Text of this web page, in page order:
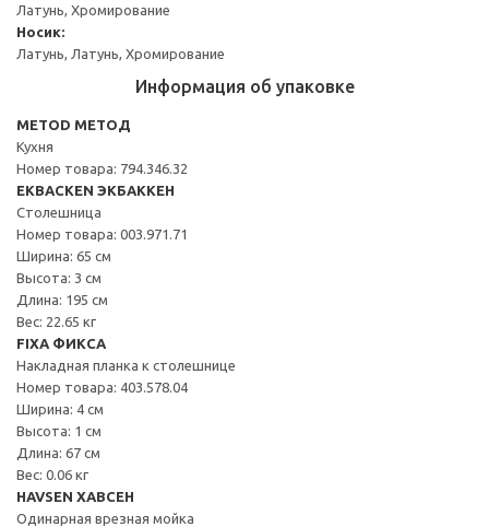
Латунь, Хромирование
Носик:
Латунь, Латунь, Хромирование
Информация об упаковке
METOD МЕТОД
Кухня
Номер товара: 794.346.32
EKBACKEN ЭКБАККЕН
Столешница
Номер товара: 003.971.71
Ширина: 65 см
Высота: 3 см
Длина: 195 см
Вес: 22.65 кг
FIXA ФИКСА
Накладная планка к столешнице
Номер товара: 403.578.04
Ширина: 4 см
Высота: 1 см
Длина: 67 см
Вес: 0.06 кг
HAVSEN ХАВСЕН
Одинарная врезная мойка